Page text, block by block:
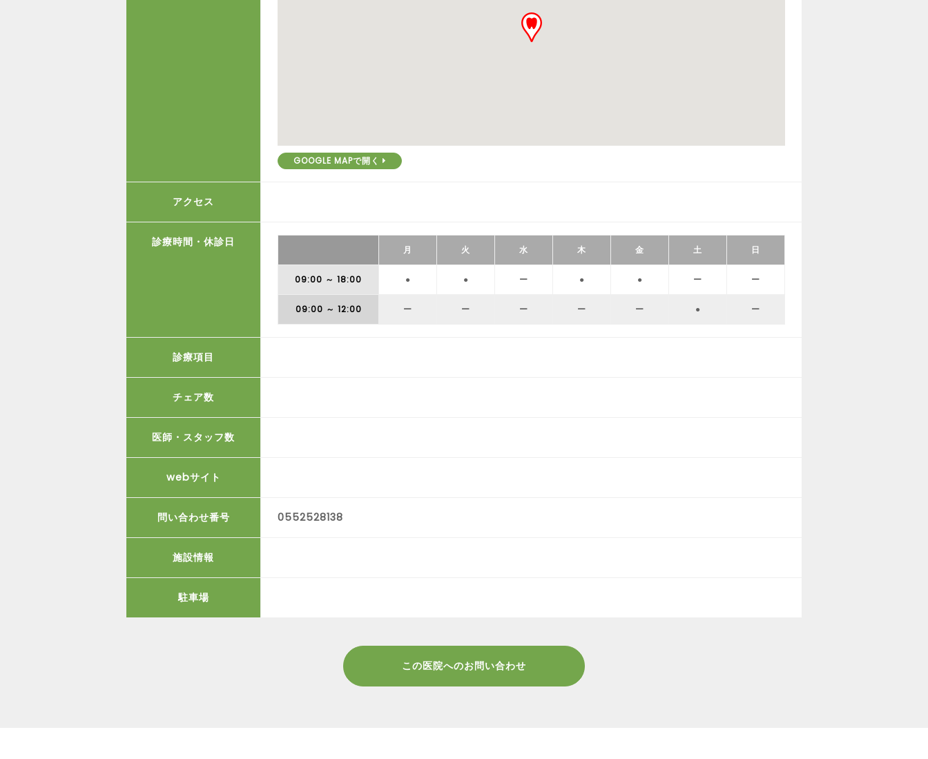
GOOGLE MAPで開く
アクセス
診療時間・休診日
月 火 水 木 金 土 日
09:00 ～ 18:00 ● ● ー ● ● ー ー
09:00 ～ 12:00 ー ー ー ー ー ● ー
診療項目
チェア数
医師・スタッフ数
webサイト
問い合わせ番号 0552528138
施設情報
駐車場
この医院へのお問い合わせ